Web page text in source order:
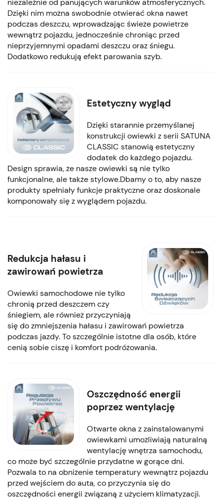
niezależnie od panujących warunków atmosferycznych.
Dzięki nim można swobodnie otwierać okna nawet
podczas deszczu, wprowadzając świeże powietrze
wewnątrz pojazdu, jednocześnie chroniąc przed
nieprzyjemnymi opadami deszczu oraz śniegu.
Dodatkowo redukują efekt parowania szyb.
Estetyczny wygląd
Dzięki starannie przemyślanej
konstrukcji owiewki z serii SATUNA
CLASSIC stanowią estetyczny
dodatek do każdego pojazdu.
Design sprawia, że nasze owiewki są nie tylko
funkcjonalne, ale także stylowe.Dbamy o to, aby nasze
produkty spełniały funkcje praktyczne oraz doskonale
komponowały się z wyglądem pojazdu.
Redukcja hałasu i
zawirowań powietrza
Owiewki samochodowe nie tylko
chronią przed deszczem czy
śniegiem, ale również przyczyniają
się do zmniejszenia hałasu i zawirowań powietrza
podczas jazdy. To szczególnie istotne dla osób, które
cenią sobie ciszę i komfort podróżowania.
Oszczędność energii
poprzez wentylację
Otwarte okna z zainstalowanymi
owiewkami umożliwiają naturalną
wentylację wnętrza samochodu,
co może być szczególnie przydatne w gorące dni.
Pozwala to na obniżenie temperatury wewnątrz pojazdu
przed wejściem do auta, co przyczynia się do
oszczędności energii związaną z użyciem klimatyzacji.